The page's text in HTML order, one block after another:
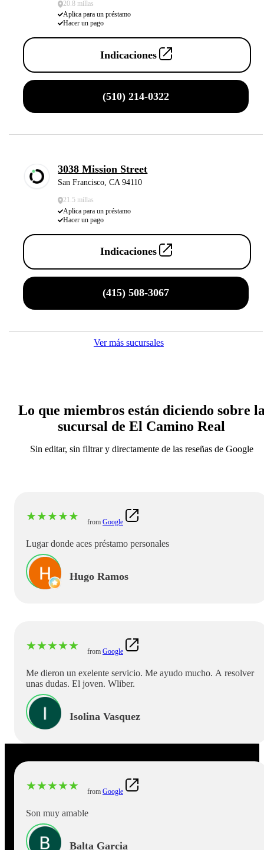
20.8 millas
Aplica para un préstamo
Hacer un pago
Indicaciones
(510) 214-0322
3038 Mission Street
San Francisco, CA 94110
21.5 millas
Aplica para un préstamo
Hacer un pago
Indicaciones
(415) 508-3067
Ver más sucursales
Lo que miembros están diciendo sobre
sucursal de El Camino Real
Sin editar, sin filtrar y directamente de las reseñas de Google
★★★★★ from Google
Lugar donde aces préstamo personales
Hugo Ramos
★★★★★ from Google
Me dieron un exelente servicio. Me ayudo mucho. A resolver
unas dudas. El joven. Wliber.
Isolina Vasquez
★★★★★ from Google
Son muy amable
Balta Garcia